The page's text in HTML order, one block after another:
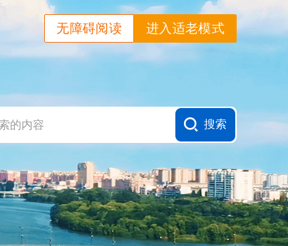
进入适老模式
无障碍阅读